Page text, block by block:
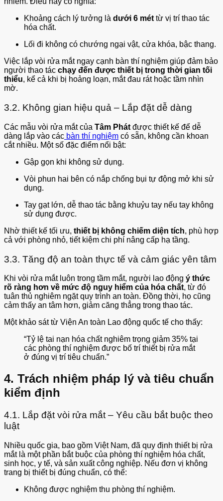
Khoảng cách lý tưởng là dưới 6 méttừ vị trí thao tác
hóa chất.
Lối đi không có chướng ngại vật, cửa khóa, bậc thang.
Việc lắp vòi rửa mắt ngay cạnh bàn thí nghiệm giúp đảm bảo
người thao tác chạy đến được thiết bị trong thời gian tối
thiểu, kể cả khi bị hoảng loạn, mắt đau rát hoặc tầm nhìn
mờ.
3.2. Không gian hiệu quả – Lắp đặt dễ dàng
Các mẫu vòi rửa mắt của Tâm Phát được thiết kế để dễ
dàng lắp vào các bàn thí nghiệm có sẵn, không cần khoan
cắt nhiều. Một số đặc điểm nổi bật:
Gập gọn khi không sử dụng.
Vòi phun hai bên có nắp chống bụi tự động mở khi sử
dụng.
Tay gạt lớn, dễ thao tác bằng khuỷu tay nếu tay không
sử dụng được.
Nhờ thiết kế tối ưu, thiết bị không chiếm diện tích, phù hợp
cả với phòng nhỏ, tiết kiệm chi phí nâng cấp hạ tầng.
3.3. Tăng độ an toàn thực tế và cảm giác yên tâm
Khi vòi rửa mắt luôn trong tầm mắt, người lao động ý thức
rõ ràng hơn về mức độ nguy hiểm của hóa chất, từ đó
tuân thủ nghiêm ngặt quy trình an toàn. Đồng thời, họ cũng
cảm thấy an tâm hơn, giảm căng thẳng trong thao tác.
Một khảo sát từ Viện An toàn Lao động quốc tế cho thấy:
“Tỷ lệ tai nạn hóa chất nghiêm trọng giảm 35% tại
các phòng thí nghiệm được bố trí thiết bị rửa mắt
ở đúng vị trí tiêu chuẩn.”
4. Trách nhiệm pháp lý và tiêu chuẩn
kiểm định
4.1. Lắp đặt vòi rửa mắt – Yêu cầu bắt buộc theo
luật
Nhiều quốc gia, bao gồm Việt Nam, đã quy định thiết bị rửa
mắt là một phần bắt buộc của phòng thí nghiệm hóa chất,
sinh học, y tế, và sản xuất công nghiệp. Nếu đơn vị không
trang bị thiết bị đúng chuẩn, có thể:
Không được nghiệm thu phòng thí nghiệm.